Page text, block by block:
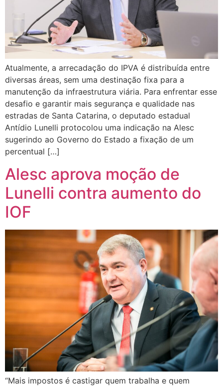
Atualmente, a arrecadação do IPVA é distribuída entre
diversas áreas, sem uma destinação fixa para a
manutenção da infraestrutura viária. Para enfrentar esse
desafio e garantir mais segurança e qualidade nas
estradas de Santa Catarina, o deputado estadual
Antídio Lunelli protocolou uma indicação na Alesc
sugerindo ao Governo do Estado a fixação de um
percentual […]
Alesc aprova moção de
Lunelli contra aumento do
IOF
“Mais impostos é castigar quem trabalha e quem